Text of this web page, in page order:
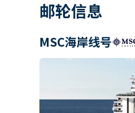
邮轮信息
MSC海岸线号